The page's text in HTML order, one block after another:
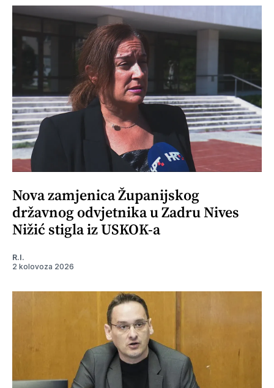
Nova zamjenica Županijskog
državnog odvjetnika u Zadru Nives
Nižić stigla iz USKOK-a
R.I.
2 kolovoza 2026